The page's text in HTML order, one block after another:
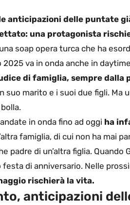
anticipazioni delle puntate
una protagonista
soap opera turca che ha
2025 va in onda anche in
di famiglia, sempre dalla
suo marito e i suoi due figli. Ma
in onda fino ad oggi ha
famiglia, di cui non ha mai
padre di un’altra figlia.
festa di anniversario. Nelle
rischierà la vita.
anticipazioni